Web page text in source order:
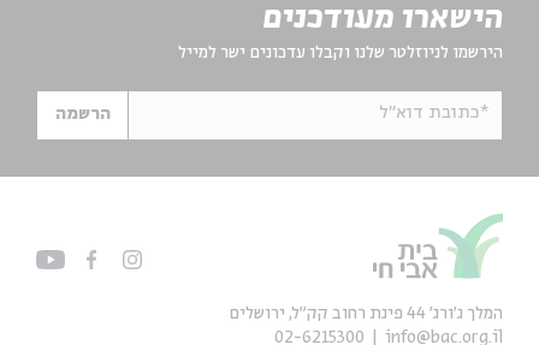
הישארו מעודכנים
הירשמו לניוזלטר שלנו וקבלו עדכונים ישר למייל
*כתובת דוא"ל הרשמה
המלך ג'ורג' 44 פינת רחוב קק״ל, ירושלים
info@bac.org.il
02-6215300